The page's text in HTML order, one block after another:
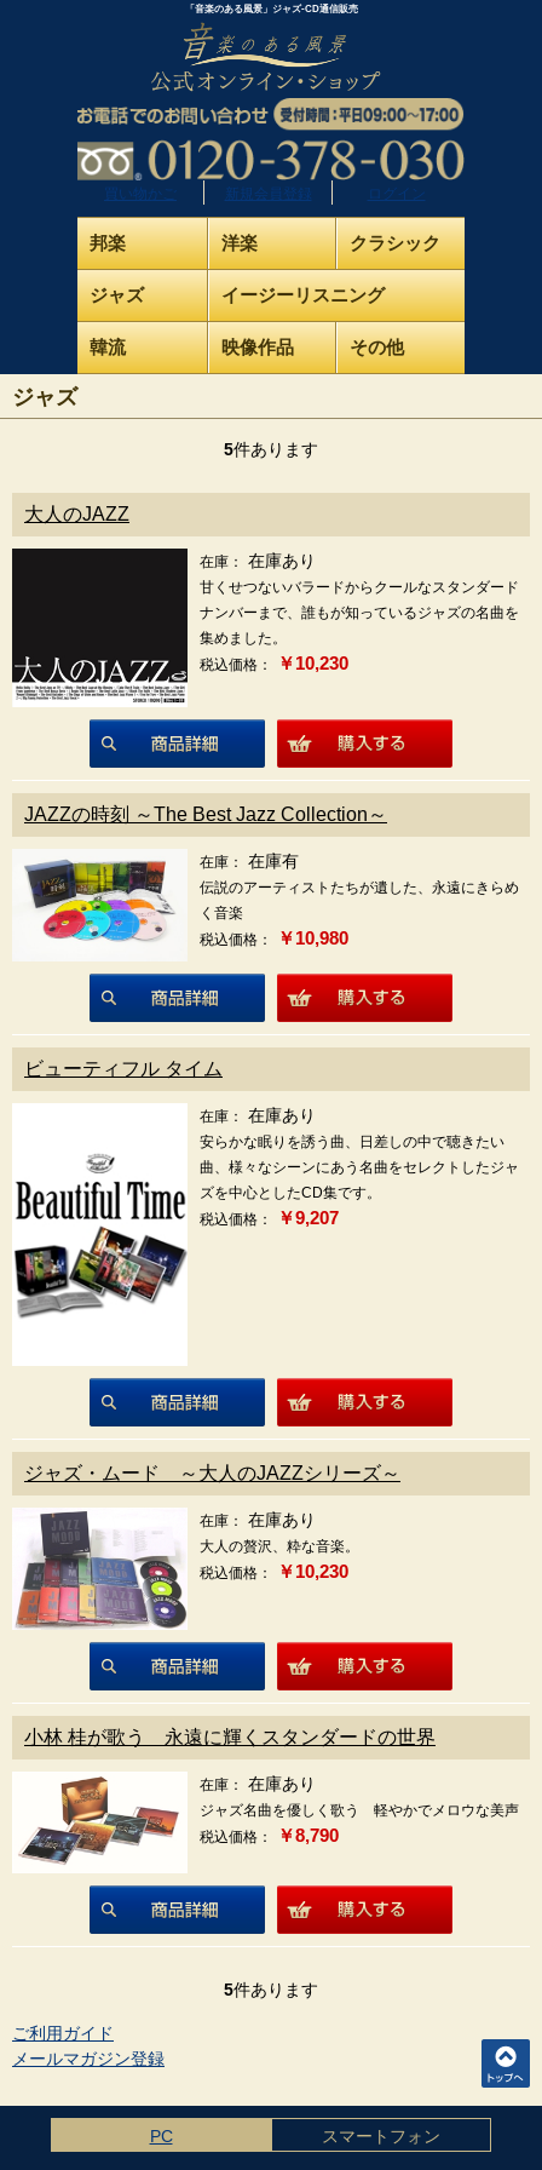
「音楽のある風景」ジャズ-CD通信販売
買い物かご 新規会員登録 ログイン
邦楽 洋楽 クラシック
ジャズ イージーリスニング
韓流 映像作品 その他
ジャズ
5件あります
大人のJAZZ
在庫： 在庫あり
甘くせつないバラードからクールなスタンダード
ナンバーまで、誰もが知っているジャズの名曲を
集めました。
税込価格：
￥10,230
商品詳細
JAZZの時刻 ～The Best Jazz Collection～
在庫： 在庫有
伝説のアーティストたちが遺した、永遠にきらめ
く音楽
税込価格：
￥10,980
商品詳細
ビューティフル タイム
在庫： 在庫あり
安らかな眠りを誘う曲、日差しの中で聴きたい
曲、様々なシーンにあう名曲をセレクトしたジャ
ズを中心としたCD集です。
税込価格：
￥9,207
商品詳細
ジャズ・ムード ～大人のJAZZシリーズ～
在庫： 在庫あり
大人の贅沢、粋な音楽。
税込価格：
￥10,230
商品詳細
小林 桂が歌う 永遠に輝くスタンダードの世界
在庫： 在庫あり
ジャズ名曲を優しく歌う 軽やかでメロウな美声
税込価格：
￥8,790
商品詳細
5件あります
スマートフォン
PC
ご利用ガイド
メールマガジン登録